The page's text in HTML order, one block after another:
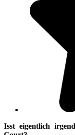
Isst eigentlich